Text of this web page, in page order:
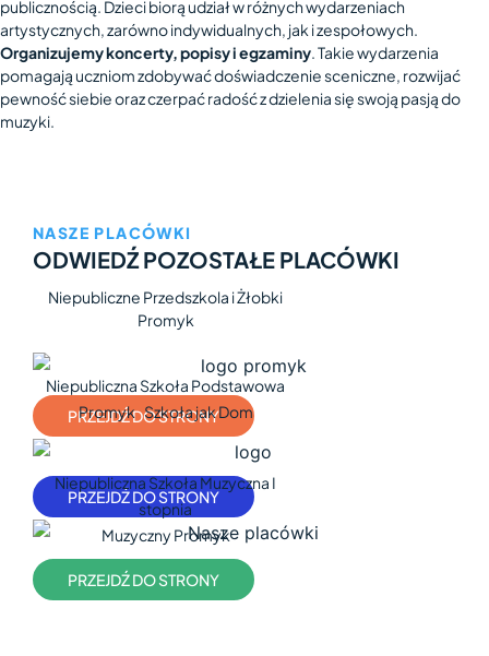
publicznością. Dzieci biorą udział w różnych wydarzeniach
artystycznych, zarówno indywidualnych, jak i zespołowych.
Organizujemy koncerty, popisy i egzaminy. Takie wydarzenia
pomagają uczniom zdobywać doświadczenie sceniczne, rozwijać
pewność siebie oraz czerpać radość z dzielenia się swoją pasją do
muzyki.
NASZE PLACÓWKI
ODWIEDŹ POZOSTAŁE PLACÓWKI
Niepubliczne Przedszkola i Żłobki
Promyk
PRZEJDŹ DO STRONY
Niepubliczna Szkoła Podstawowa
Promyk Szkoła jak Dom
PRZEJDŹ DO STRONY
Niepubliczna Szkoła Muzyczna I
stopnia
Muzyczny Promyk
PRZEJDŹ DO STRONY